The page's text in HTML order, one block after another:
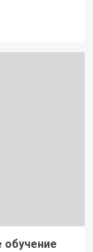
обучение